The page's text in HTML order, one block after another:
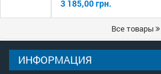
3 185,00 грн.
Все товары
ИНФОРМАЦИЯ